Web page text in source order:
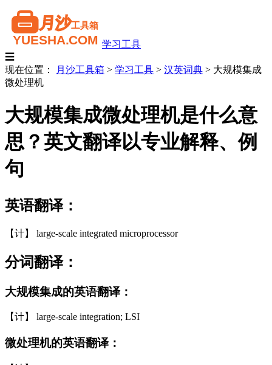
学习工具
☰
现在位置：
月沙工具箱 > 学习工具 > 汉英词典 > 大规模集成
微处理机
大规模集成微处理机是什么意
思？英文翻译以专业解释、例
句
英语翻译：
【计】 large-scale integrated microprocessor
分词翻译：
大规模集成的英语翻译：
【计】 large-scale integration; LSI
微处理机的英语翻译：